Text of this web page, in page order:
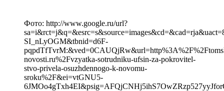
Фото: http://www.google.ru/url?
SI_nLyOGM&tbnid=d6F-
novosti.ru%2Fvzyatka-sotrudniku-ufsin-za-pokrovitel-
stvo-privela-osuzhdennogo-k-novomu-
sroku%2F&ei=vtGNU5-